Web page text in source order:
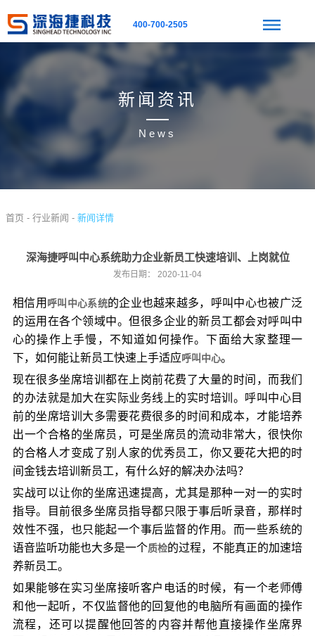
400-700-2505
新闻资讯
News
首页 - 行业新闻 - 新闻详情
深海捷呼叫中心系统助力企业新员工快速培训、上岗就位
发布日期： 2020-11-04
相信用 呼叫中心系统的企业也越来越多，呼叫中心也被广泛
的运用在各个领域中。但很多企业的新员工都会对呼叫中
心的操作上手慢，不知道如何操作。下面给大家整理一
下，如何能让新员工快速上手适应呼叫中心。
现在很多坐席培训都在上岗前花费了大量的时间，而我们
的办法就是加大在实际业务线上的实时培训。呼叫中心目
前的坐席培训大多需要花费很多的时间和成本，才能培养
出一个合格的坐席员，可是坐席员的流动非常大，很快你
的合格人才变成了别人家的优秀员工，你又要花大把的时
间金钱去培训新员工，有什么好的解决办法吗？
实战可以让你的坐席迅速提高，尤其是那种一对一的实时
指导。目前很多坐席员指导都只限于事后听录音，那样时
效性不强，也只能起一个事后监督的作用。而一些系统的
语音监听功能也大多是一个质检的过程，不能真正的加速培
养新员工。
如果能够在实习坐席接听客户电话的时候，有一个老师傅
和他一起听，不仅监督他的回复他的电脑所有画面的操作
流程，还可以提醒他回答的内容并帮他直接操作坐席界